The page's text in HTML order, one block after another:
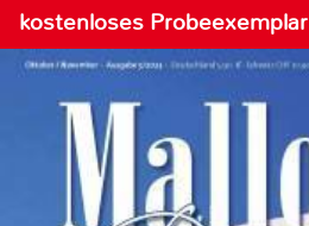
kostenloses Probeexemplar